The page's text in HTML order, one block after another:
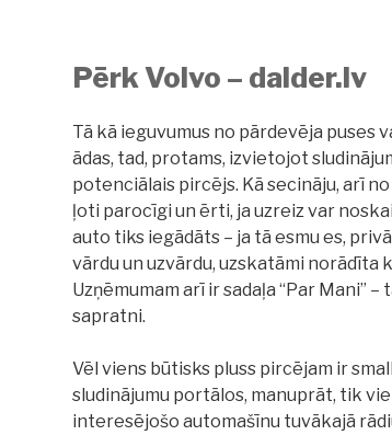
Pērk Volvo – dalder.lv
Tā kā ieguvumus no pārdevēja puses
ādas, tad, protams, izvietojot
potenciālais pircējs. Kā secināju, arī
ļoti parocīgi un ērti, ja uzreiz var
auto tiks iegādāts – ja tā esmu es,
vārdu un uzvārdu, uzskatāmi
Uzņēmumam arī ir sadaļa “Par Mani”
sapratni.
Vēl viens būtisks pluss pircējam ir
sludinājumu portālos, manuprāt, tik
interesējošo automašīnu tuvākajā